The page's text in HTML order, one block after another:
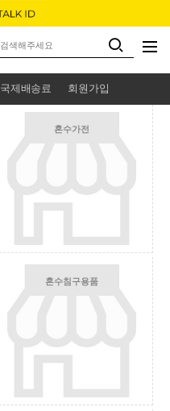
국제배송료 회원가입
혼수가전
혼수침구용품